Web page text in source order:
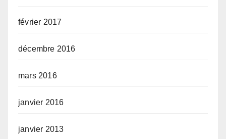
février 2017
décembre 2016
mars 2016
janvier 2016
janvier 2013